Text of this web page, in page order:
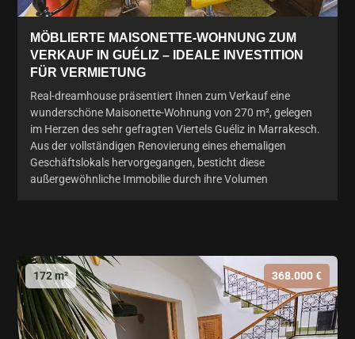
MÖBLIERTE MAISONETTE-WOHNUNG ZUM
VERKAUF IN GUÉLIZ – IDEALE INVESTITION
FÜR VERMIETUNG
Real-dreamhouse präsentiert Ihnen zum Verkauf eine
wunderschöne Maisonette-Wohnung von 270 m², gelegen
im Herzen des sehr gefragten Viertels Guéliz in Marrakesch.
Aus der vollständigen Renovierung eines ehemaligen
Geschäftslokals hervorgegangen, besticht diese
außergewöhnliche Immobilie durch ihre Volumen
172 m² 368.000 €